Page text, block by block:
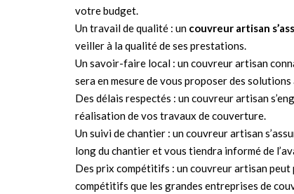
votre budget.
Un travail de qualité : un couvreur artisan
veiller à la qualité de ses prestations.
Un savoir-faire local : un couvreur artisan
sera en mesure de vous proposer des
Des délais respectés : un couvreur artisan
réalisation de vos travaux de couverture.
Un suivi de chantier : un couvreur artisan
long du chantier et vous tiendra informé de
Des prix compétitifs : un couvreur artisan
compétitifs que les grandes entreprises de